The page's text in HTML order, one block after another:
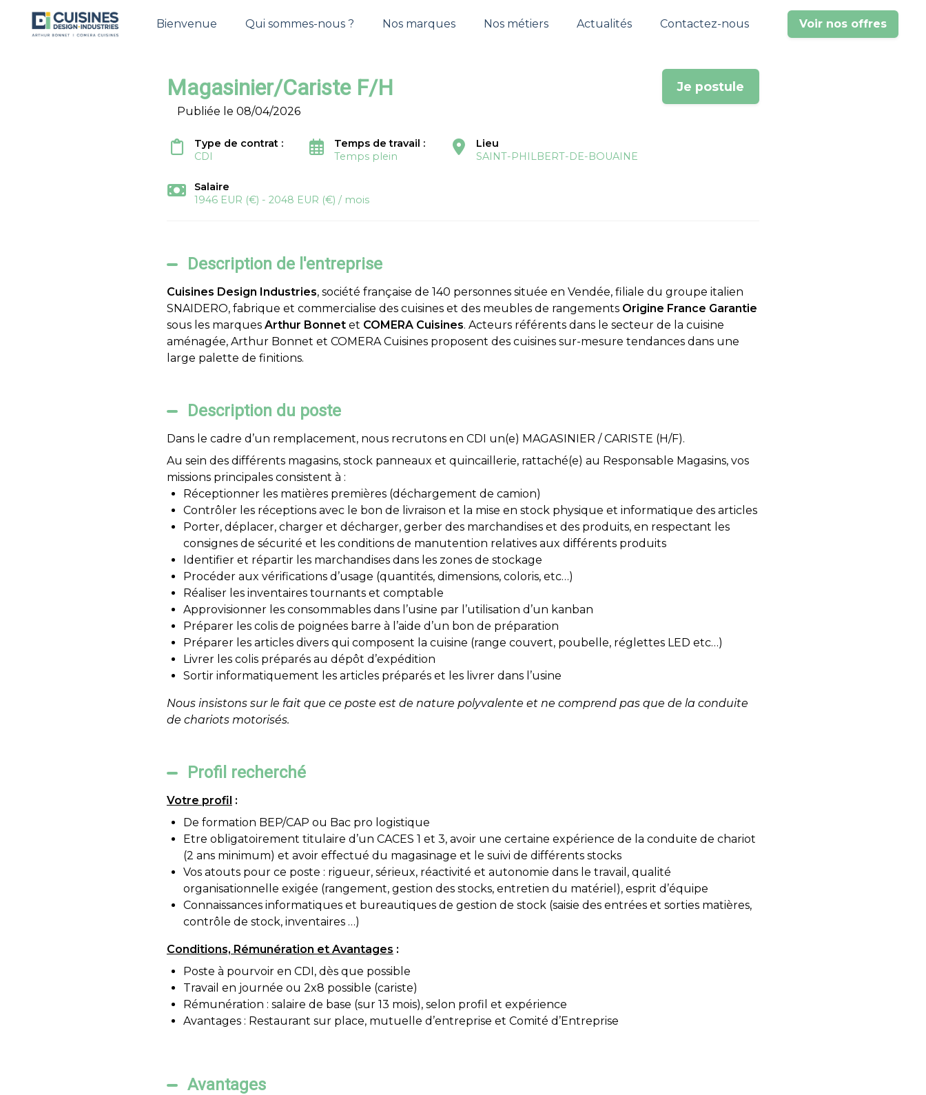
Bienvenue Qui sommes-nous ? Nos marques Nos métiers Actualités Contactez-nous Voir nos offres
Magasinier/Cariste F/H Je postule
Publiée le 08/04/2026
Type de contrat :
CDI
Temps de travail :
Temps plein
Lieu
SAINT-PHILBERT-DE-BOUAINE
Salaire
1946 EUR (€) - 2048 EUR (€) / mois
Description de l'entreprise
Cuisines Design Industries, société française de 140 personnes située en Vendée, filiale du groupe italien
SNAIDERO, fabrique et commercialise des cuisines et des meubles de rangements Origine France Garantie
sous les marques Arthur Bonnetet COMERA Cuisines. Acteurs référents dans le secteur de la cuisine
aménagée, Arthur Bonnet et COMERA Cuisines proposent des cuisines sur-mesure tendances dans une
large palette de finitions.
Description du poste
Dans le cadre d’un remplacement, nous recrutons en CDI un(e) MAGASINIER / CARISTE (H/F).
Au sein des différents magasins, stock panneaux et quincaillerie, rattaché(e) au Responsable Magasins, vos
missions principales consistent à :
Réceptionner les matières premières (déchargement de camion)
Contrôler les réceptions avec le bon de livraison et la mise en stock physique et informatique des articles
Porter, déplacer, charger et décharger, gerber des marchandises et des produits, en respectant les
consignes de sécurité et les conditions de manutention relatives aux différents produits
Identifier et répartir les marchandises dans les zones de stockage
Procéder aux vérifications d’usage (quantités, dimensions, coloris, etc…)
Réaliser les inventaires tournants et comptable
Approvisionner les consommables dans l’usine par l’utilisation d’un kanban
Préparer les colis de poignées barre à l’aide d’un bon de préparation
Préparer les articles divers qui composent la cuisine (range couvert, poubelle, réglettes LED etc…)
Livrer les colis préparés au dépôt d’expédition
Sortir informatiquement les articles préparés et les livrer dans l’usine
Nous insistons sur le fait que ce poste est de nature polyvalente et ne comprend pas que de la conduite
de chariots motorisés.
Profil recherché
Votre profil :
De formation BEP/CAP ou Bac pro logistique
Etre obligatoirement titulaire d’un CACES 1 et 3, avoir une certaine expérience de la conduite de chariot
(2 ans minimum) et avoir effectué du magasinage et le suivi de différents stocks
Vos atouts pour ce poste : rigueur, sérieux, réactivité et autonomie dans le travail, qualité
organisationnelle exigée (rangement, gestion des stocks, entretien du matériel), esprit d’équipe
Connaissances informatiques et bureautiques de gestion de stock (saisie des entrées et sorties matières,
contrôle de stock, inventaires …)
Conditions, Rémunération et Avantages :
Poste à pourvoir en CDI, dès que possible
Travail en journée ou 2x8 possible (cariste)
Rémunération : salaire de base (sur 13 mois), selon profil et expérience
Avantages : Restaurant sur place, mutuelle d’entreprise et Comité d’Entreprise
Avantages